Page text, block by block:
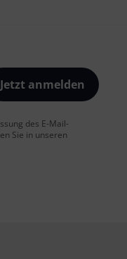
Jetzt anmelden
des E-Mail-
Sie in unseren